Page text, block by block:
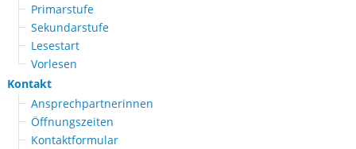
Primarstufe
Sekundarstufe
Lesestart
Vorlesen
Kontakt
Ansprechpartnerinnen
Öffnungszeiten
Kontaktformular